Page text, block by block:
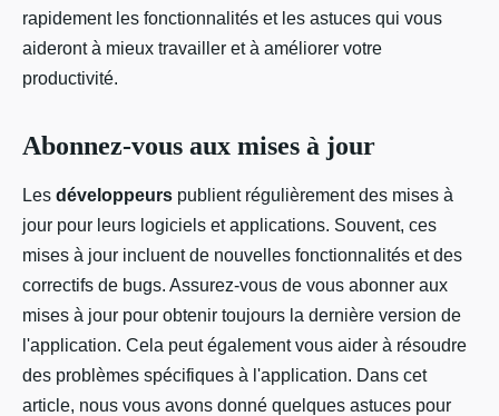
rapidement les fonctionnalités et les astuces qui vous
aideront à mieux travailler et à améliorer votre
productivité.
Abonnez-vous aux mises à jour
Les développeurs publient régulièrement des mises à
jour pour leurs logiciels et applications. Souvent, ces
mises à jour incluent de nouvelles fonctionnalités et des
correctifs de bugs. Assurez-vous de vous abonner aux
mises à jour pour obtenir toujours la dernière version de
l'application. Cela peut également vous aider à résoudre
des problèmes spécifiques à l'application. Dans cet
article, nous vous avons donné quelques astuces pour